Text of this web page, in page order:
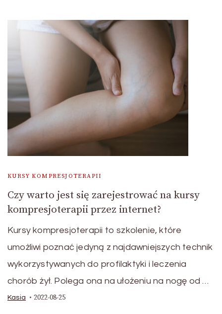
KURSY KOMPRESJOTERAPII
Czy warto jest się zarejestrować na kursy
kompresjoterapii przez internet?
Kursy kompresjoterapii to szkolenie, które
umożliwi poznać jedyną z najdawniejszych technik
wykorzystywanych do profilaktyki i leczenia
chorób żył. Polega ona na ułożeniu na nogę od …
Kasia 2022-08-25